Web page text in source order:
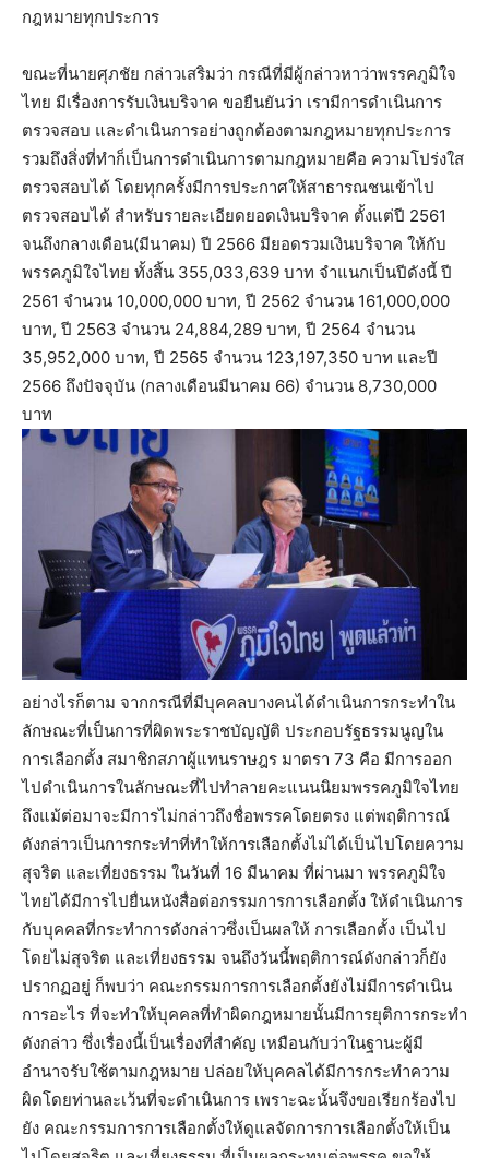
กฎหมายทุกประการ
ขณะที่นายศุภชัย กล่าวเสริมว่า กรณีที่มีผู้กล่าวหาว่าพรรคภูมิใจ
ไทย มีเรื่องการรับเงินบริจาค ขอยืนยันว่า เรามีการดำเนินการ
ตรวจสอบ และดำเนินการอย่างถูกต้องตามกฎหมายทุกประการ
รวมถึงสิ่งที่ทำก็เป็นการดำเนินการตามกฎหมายคือ ความโปร่งใส
ตรวจสอบได้ โดยทุกครั้งมีการประกาศให้สาธารณชนเข้าไป
ตรวจสอบได้ สำหรับรายละเอียดยอดเงินบริจาค ตั้งแต่ปี 2561
จนถึงกลางเดือน(มีนาคม) ปี 2566 มียอดรวมเงินบริจาค ให้กับ
พรรคภูมิใจไทย ทั้งสิ้น 355,033,639 บาท จำแนกเป็นปีดังนี้ ปี
2561 จำนวน 10,000,000 บาท, ปี 2562 จำนวน 161,000,000
บาท, ปี 2563 จำนวน 24,884,289 บาท, ปี 2564 จำนวน
35,952,000 บาท, ปี 2565 จำนวน 123,197,350 บาท และปี
2566 ถึงปัจจุบัน (กลางเดือนมีนาคม 66) จำนวน 8,730,000
บาท
อย่างไรก็ตาม จากกรณีที่มีบุคคลบางคนได้ดำเนินการกระทำใน
ลักษณะที่เป็นการที่ผิดพระราชบัญญัติ ประกอบรัฐธรรมนูญใน
การเลือกตั้ง สมาชิกสภาผู้แทนราษฎร มาตรา 73 คือ มีการออก
ไปดำเนินการในลักษณะที่ไปทำลายคะแนนนิยมพรรคภูมิใจไทย
ถึงแม้ต่อมาจะมีการไม่กล่าวถึงชื่อพรรคโดยตรง แต่พฤติการณ์
ดังกล่าวเป็นการกระทำที่ทำให้การเลือกตั้งไม่ได้เป็นไปโดยความ
สุจริต และเที่ยงธรรม ในวันที่ 16 มีนาคม ที่ผ่านมา พรรคภูมิใจ
ไทยได้มีการไปยื่นหนังสื่อต่อกรรมการการเลือกตั้ง ให้ดำเนินการ
กับบุคคลที่กระทำการดังกล่าวซึ่งเป็นผลให้ การเลือกตั้ง เป็นไป
โดยไม่สุจริต และเที่ยงธรรม จนถึงวันนี้พฤติการณ์ดังกล่าวก็ยัง
ปรากฏอยู่ ก็พบว่า คณะกรรมการการเลือกตั้งยังไม่มีการดำเนิน
การอะไร ที่จะทำให้บุคคลที่ทำผิดกฎหมายนั้นมีการยุติการกระทำ
ดังกล่าว ซึ่งเรื่องนี้เป็นเรื่องที่สำคัญ เหมือนกับว่าในฐานะผู้มี
อำนาจรับใช้ตามกฎหมาย ปล่อยให้บุคคลได้มีการกระทำความ
ผิดโดยท่านละเว้นที่จะดำเนินการ เพราะฉะนั้นจึงขอเรียกร้องไป
ยัง คณะกรรมการการเลือกตั้งให้ดูแลจัดการการเลือกตั้งให้เป็น